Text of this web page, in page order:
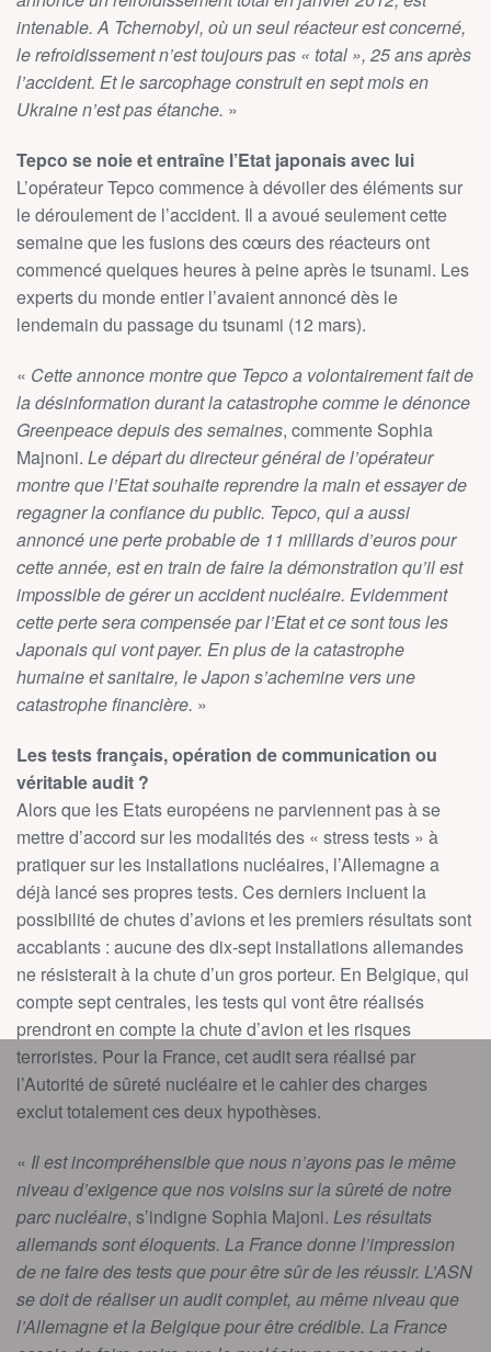
intenable. A Tchernobyl, où un seul réacteur est concerné,
le refroidissement n’est toujours pas « total », 25 ans après
l’accident. Et le sarcophage construit en sept mois en
Ukraine n’est pas étanche. »
Tepco se noie et entraîne l’Etat japonais avec lui
L’opérateur Tepco commence à dévoiler des éléments sur
le déroulement de l’accident. Il a avoué seulement cette
semaine que les fusions des cœurs des réacteurs ont
commencé quelques heures à peine après le tsunami. Les
experts du monde entier l’avaient annoncé dès le
lendemain du passage du tsunami (12 mars).
« Cette annonce montre que Tepco a volontairement fait de
la désinformation durant la catastrophe comme le dénonce
Greenpeace depuis des semaines, commente Sophia
Majnoni. Le départ du directeur général de l’opérateur
montre que l’Etat souhaite reprendre la main et essayer de
regagner la confiance du public. Tepco, qui a aussi
annoncé une perte probable de 11 milliards d’euros pour
cette année, est en train de faire la démonstration qu’il est
impossible de gérer un accident nucléaire. Evidemment
cette perte sera compensée par l’Etat et ce sont tous les
Japonais qui vont payer. En plus de la catastrophe
humaine et sanitaire, le Japon s’achemine vers une
catastrophe financière. »
Les tests français, opération de communication ou
véritable audit ?
Alors que les Etats européens ne parviennent pas à se
mettre d’accord sur les modalités des « stress tests » à
pratiquer sur les installations nucléaires, l’Allemagne a
déjà lancé ses propres tests. Ces derniers incluent la
possibilité de chutes d’avions et les premiers résultats sont
accablants : aucune des dix-sept installations allemandes
ne résisterait à la chute d’un gros porteur. En Belgique, qui
compte sept centrales, les tests qui vont être réalisés
prendront en compte la chute d’avion et les risques
terroristes. Pour la France, cet audit sera réalisé par
l’Autorité de sûreté nucléaire et le cahier des charges
exclut totalement ces deux hypothèses.
« Il est incompréhensible que nous n’ayons pas le même
niveau d’exigence que nos voisins sur la sûreté de notre
parc nucléaire, s’indigne Sophia Majoni. Les résultats
allemands sont éloquents. La France donne l’impression
de ne faire des tests que pour être sûr de les réussir. L’ASN
se doit de réaliser un audit complet, au même niveau que
l’Allemagne et la Belgique pour être crédible. La France